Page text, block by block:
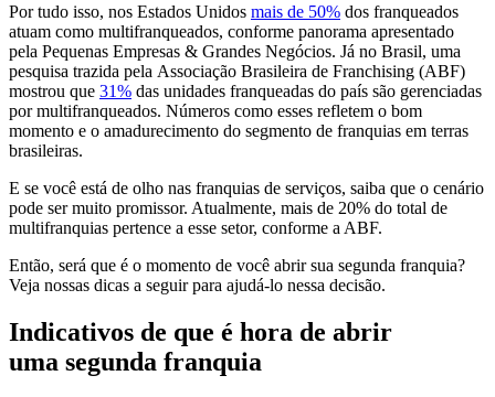
Por tudo isso, nos Estados Unidos mais de 50% dos franqueados
atuam como multifranqueados, conforme panorama apresentado
pela Pequenas Empresas & Grandes Negócios. Já no Brasil, uma
pesquisa trazida pela Associação Brasileira de Franchising (ABF)
mostrou que 31% das unidades franqueadas do país são gerenciadas
por multifranqueados. Números como esses refletem o bom
momento e o amadurecimento do segmento de franquias em terras
brasileiras.
E se você está de olho nas franquias de serviços, saiba que o cenário
pode ser muito promissor. Atualmente, mais de 20% do total de
multifranquias pertence a esse setor, conforme a ABF.
Então, será que é o momento de você abrir sua segunda franquia?
Veja nossas dicas a seguir para ajudá-lo nessa decisão.
Indicativos de que é hora de abrir
uma segunda franquia